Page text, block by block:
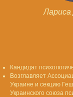
Лариса
Кандидат
Возглавляет
Украине и секцию
Украинского союза